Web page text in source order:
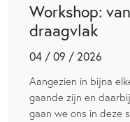
Workshop:
draagvlak
04 / 09 / 2026
Aangezien in bijna
gaande zijn en
gaan we ons in deze